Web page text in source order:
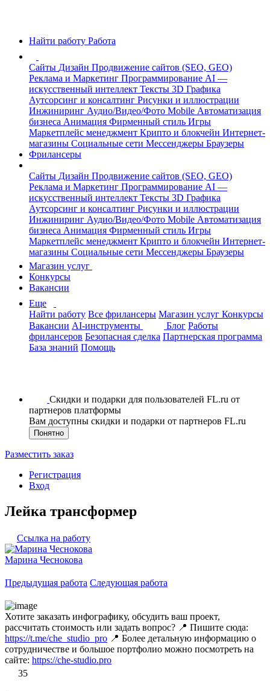
Найти работу Работа
Сайты Дизайн Продвижение сайтов (SEO, GEO)
Реклама и Маркетинг Программирование AI —
искусственный интеллект Тексты 3D Графика
Аутсорсинг и консалтинг Рисунки и иллюстрации
Инжиниринг Аудио/Видео/Фото Mobile Автоматизация
бизнеса Анимация Фирменный стиль Игры
Маркетплейс менеджмент Крипто и блокчейн Интернет-
магазины Социальные сети Мессенджеры Браузеры
Фрилансеры
Сайты Дизайн Продвижение сайтов (SEO, GEO)
Реклама и Маркетинг Программирование AI —
искусственный интеллект Тексты 3D Графика
Аутсорсинг и консалтинг Рисунки и иллюстрации
Инжиниринг Аудио/Видео/Фото Mobile Автоматизация
бизнеса Анимация Фирменный стиль Игры
Маркетплейс менеджмент Крипто и блокчейн Интернет-
магазины Социальные сети Мессенджеры Браузеры
Магазин услуг
Конкурсы
Вакансии
Еще
Найти работу Все фрилансеры Магазин услуг Конкурсы
Вакансии AI-инструменты Блог Работы
фрилансеров Безопасная сделка Партнерская программа
База знаний Помощь
Скидки и подарки для пользователей FL.ru от
партнеров платформы
Вам доступны скидки и подарки от партнеров FL.ru
Понятно
Разместить заказ
Регистрация
Вход
Лейка трансформер
Ссылка на работу
Марина Чеснокова
Предыдущая работа Следующая работа
Хотите заказать инфографику, обсудить ваш проект,
рассчитать стоимость или задать вопрос? 📍 Пишите сюда:
https://t.me/che_studio_pro 📍 Более детальную информацию о
сотрудничестве и большое портфолио можно посмотреть на
сайте: https://che-studio.pro
35